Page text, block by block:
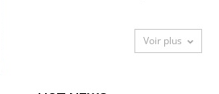
Voir plus